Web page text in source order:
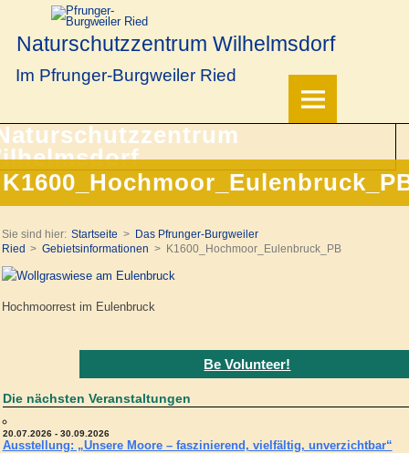
Naturschutzzentrum Wilhelmsdorf
Im Pfrunger-Burgweiler Ried
Sie sind hier: Startseite
Das Pfrunger-Burgweiler
Ried
Gebietsinformationen K1600_Hochmoor_Eulenbruck_PB
Hochmoorrest im Eulenbruck
Be Volunteer!
Die nächsten Veranstaltungen
20.07.2026 - 30.09.2026
Ausstellung: „Unsere Moore – faszinierend, vielfältig, unverzichtbar“